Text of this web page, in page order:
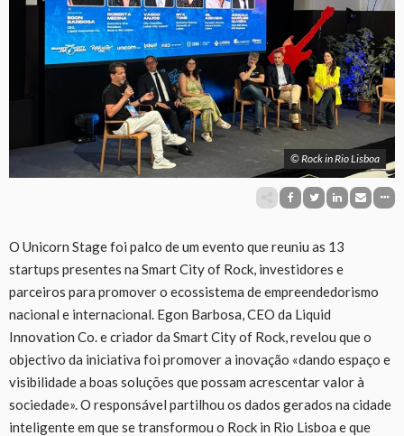
© Rock in Rio Lisboa
O Unicorn Stage foi palco de um evento que reuniu as 13
startups presentes na Smart City of Rock, investidores e
parceiros para promover o ecossistema de empreendedorismo
nacional e internacional. Egon Barbosa, CEO da Liquid
Innovation Co. e criador da Smart City of Rock, revelou que o
objectivo da iniciativa foi promover a inovação «dando espaço e
visibilidade a boas soluções que possam acrescentar valor à
sociedade». O responsável partilhou os dados gerados na cidade
inteligente em que se transformou o Rock in Rio Lisboa e que